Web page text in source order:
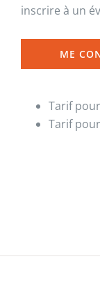
inscrire à un
ME
Tarif
Tarif